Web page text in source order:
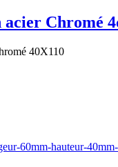
acier Chromé
40X110